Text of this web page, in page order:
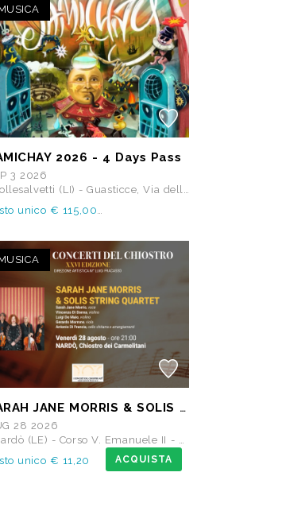
2026 - 4 Days Pass
3 2026
(LI) - Guasticce, Via delle Vedute SNC - Lago Alberto, Tenuta Bellavista Insuese
unico € 115,00
SARAH JANE MORRIS & SOLIS STRING QUARTET - Festival I Concerti del Chiostro
28 2026
(LE) - Corso V. Emanuele II - Chiostro dei Carmelitani
unico € 11,20
ACQUISTA